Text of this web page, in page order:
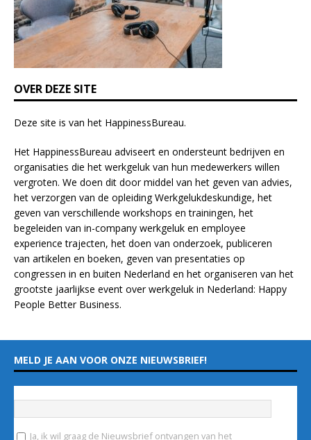
d
b
l
a
n
k
.
OVER DEZE SITE
Deze site is van het HappinessBureau.
Het HappinessBureau adviseert en ondersteunt bedrijven en
organisaties die het werkgeluk van hun medewerkers willen
vergroten. We doen dit door middel van het geven van advies,
het verzorgen van de opleidingWerkgelukdeskundige, het
geven van verschillende workshops en trainingen, het
begeleiden van in-company werkgeluk en employee
experiencetrajecten, het doen van onderzoek, publiceren
van artikelen en boeken, geven van presentaties op
congressen in en buiten Nederland en het organiseren van het
grootste jaarlijkse event over werkgeluk in Nederland: Happy
People Better Business.
MELD JE AAN VOOR ONZE NIEUWSBRIEF!
Ja, ik wil graag de Nieuwsbrief ontvangen van het